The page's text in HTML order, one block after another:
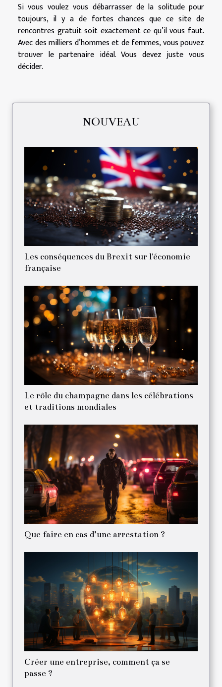
Si vous voulez vous débarrasser de la solitude pour
toujours, il y a de fortes chances que ce site de
rencontres gratuit soit exactement ce qu’il vous faut.
Avec des milliers d’hommes et de femmes, vous pouvez
trouver le partenaire idéal. Vous devez juste vous
décider.
NOUVEAU
Les conséquences du Brexit sur l'économie
française
Le rôle du champagne dans les célébrations
et traditions mondiales
Que faire en cas d’une arrestation ?
Créer une entreprise, comment ça se
passe ?